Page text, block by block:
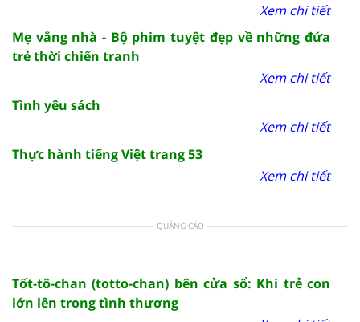
Xem chi tiết
Mẹ vắng nhà - Bộ phim tuyệt đẹp về những đứa
trẻ thời chiến tranh
Xem chi tiết
Tình yêu sách
Xem chi tiết
Thực hành tiếng Việt trang 53
Xem chi tiết
QUẢNG CÁO
Tốt-tô-chan (totto-chan) bên cửa sổ: Khi trẻ con
lớn lên trong tình thương